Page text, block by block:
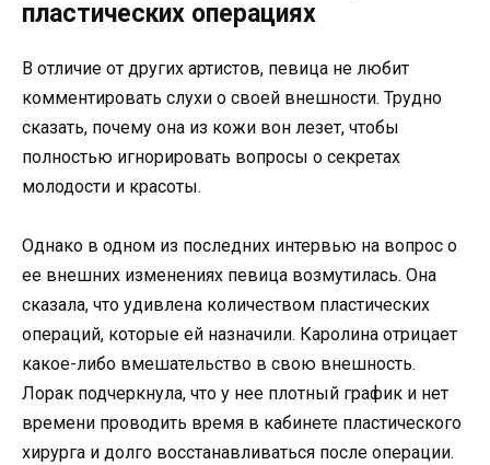
пластических операциях
В отличие от других артистов, певица не любит
комментировать слухи о своей внешности. Трудно
сказать, почему она из кожи вон лезет, чтобы
полностью игнорировать вопросы о секретах
молодости и красоты.
Однако в одном из последних интервью на вопрос о
ее внешних изменениях певица возмутилась. Она
сказала, что удивлена ​​количеством пластических
операций, которые ей назначили. Каролина отрицает
какое-либо вмешательство в свою внешность.
Лорак подчеркнула, что у нее плотный график и нет
времени проводить время в кабинете пластического
хирурга и долго восстанавливаться после операции.